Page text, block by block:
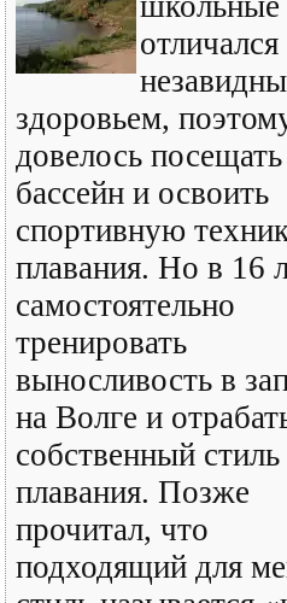
отличался
здоровьем,
довелось посещать
бассейн и освоить
спортивную
плавания. Но в 16
самостоятельно
тренировать
выносливость в
на Волге и
собственный стиль
плавания. Позже
прочитал, что
подходящий для